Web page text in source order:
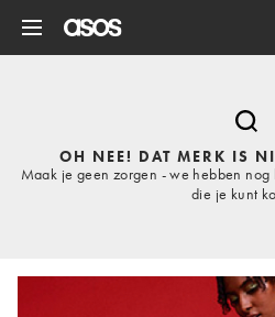
OH NEE! DAT MERK IS
Maak je geen zorgen - we hebben
die je kunt